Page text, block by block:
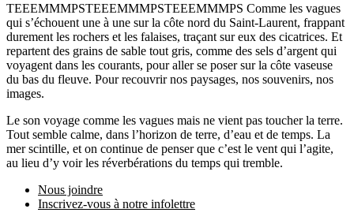
TEEEMMMPSTEEEMMMPSTEEEMMMPS Comme les vagues
qui s’échouent une à une sur la côte nord du Saint-Laurent, frappant
durement les rochers et les falaises, traçant sur eux des cicatrices. Et
repartent des grains de sable tout gris, comme des sels d’argent qui
voyagent dans les courants, pour aller se poser sur la côte vaseuse
du bas du fleuve. Pour recouvrir nos paysages, nos souvenirs, nos
images.
Le son voyage comme les vagues mais ne vient pas toucher la terre.
Tout semble calme, dans l’horizon de terre, d’eau et de temps. La
mer scintille, et on continue de penser que c’est le vent qui l’agite,
au lieu d’y voir les réverbérations du temps qui tremble.
Nous joindre
Inscrivez-vous à notre infolettre